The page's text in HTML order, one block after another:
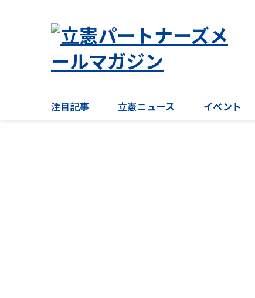
注目記事 立憲ニュース イベント